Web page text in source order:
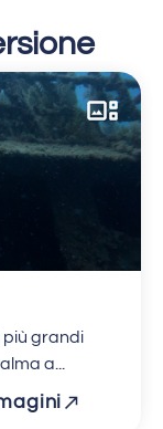
più grandi
a...